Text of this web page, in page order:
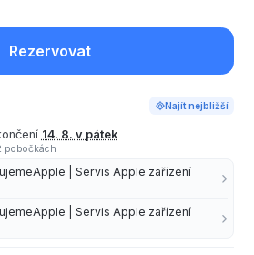
Rezervovat
Najít nejbližší
14. 8. v pátek
pobočkách
| Servis Apple zařízení
| Servis Apple zařízení